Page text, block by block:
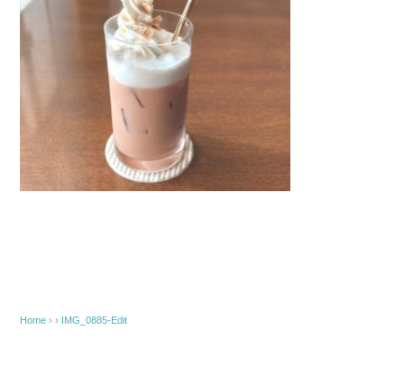
Home › › IMG_0885-Edit